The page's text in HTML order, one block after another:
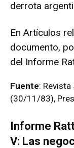
derrota
En Artículos
documento,
del Informe
Fuente: Revista
(30/11/83),
Informe
V: Las